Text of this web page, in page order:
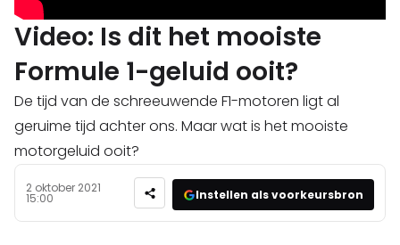
Video: Is dit het mooiste
Formule 1-geluid ooit?
De tijd van de schreeuwende F1-motoren ligt al
geruime tijd achter ons. Maar wat is het mooiste
motorgeluid ooit?
2 oktober 2021
15:00 Instellen als voorkeursbron